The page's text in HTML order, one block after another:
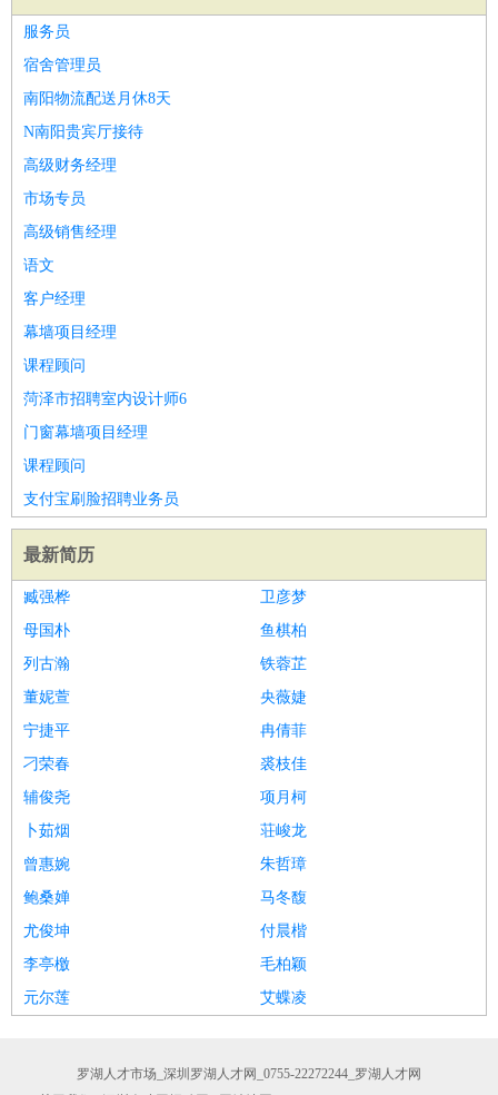
服务员
宿舍管理员
南阳物流配送月休8天
N南阳贵宾厅接待
高级财务经理
市场专员
高级销售经理
语文
客户经理
幕墙项目经理
课程顾问
菏泽市招聘室内设计师6
门窗幕墙项目经理
课程顾问
支付宝刷脸招聘业务员
最新简历
臧强桦
卫彦梦
母国朴
鱼棋柏
列古瀚
铁蓉芷
董妮萱
央薇婕
宁捷平
冉倩菲
刁荣春
裘枝佳
辅俊尧
项月柯
卜茹烟
荘峻龙
曾惠婉
朱哲璋
鲍桑婵
马冬馥
尤俊坤
付晨楷
李亭檄
毛柏颖
元尔莲
艾蝶凌
罗湖人才市场_深圳罗湖人才网_0755-22272244_罗湖人才网